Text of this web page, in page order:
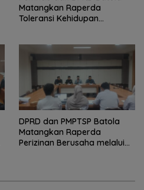
Matangkan Raperda
Toleransi Kehidupan
DPRD dan PMPTSP Batola
Matangkan Raperda
Perizinan Berusaha melalui